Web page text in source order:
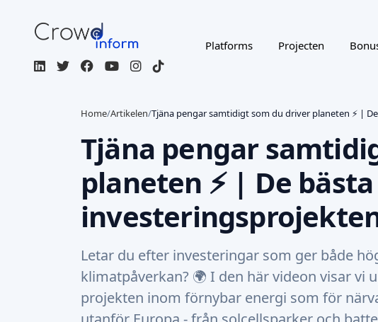
Platforms Projecten
Home/Artikelen/Tjäna pengar samtidigt som du driver planeten ⚡ |
Tjäna pengar
planeten ⚡ | De bästa
Letar du efter investeringar som ger både
klimatpåverkan? 🌍 I den här videon visar vi
projekten inom förnybar energi som för